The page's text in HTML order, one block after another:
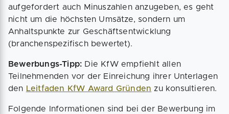
aufgefordert auch Minuszahlen anzugeben, es geht
nicht um die höchsten Umsätze, sondern um
Anhaltspunkte zur Geschäftsentwicklung
(branchenspezifisch bewertet).
Bewerbungs-Tipp: Die KfW empfiehlt allen
Teilnehmenden vor der Einreichung ihrer Unterlagen
den Leitfaden KfW Award Gründen zu konsultieren.
Folgende Informationen sind bei der Bewerbung im